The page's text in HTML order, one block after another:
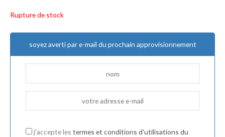
Rupture de stock
soyez averti par e-mail du prochain approvisionnement
j'accepte les termes et conditions d'utilisations du